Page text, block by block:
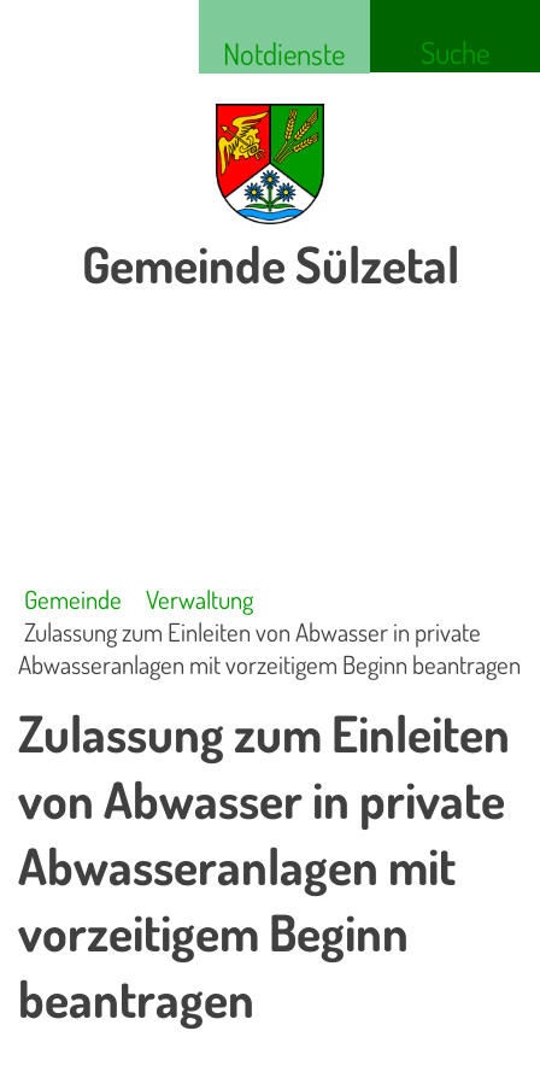
Notdienste Suche
Gemeinde Sülzetal
Gemeinde
Verwaltung
Zulassung zum Einleiten von Abwasser in private
Abwasseranlagen mit vorzeitigem Beginn beantragen
Zulassung zum Einleiten
von Abwasser in private
Abwasseranlagen mit
vorzeitigem Beginn
beantragen